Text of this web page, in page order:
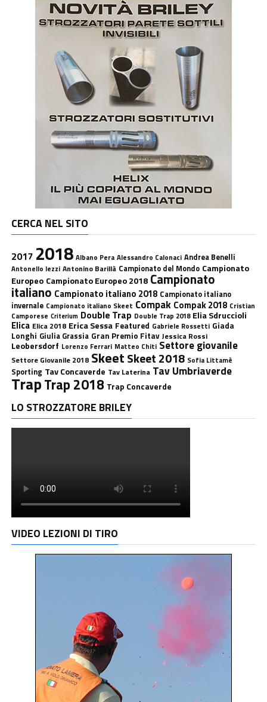
CERCA NEL SITO
2017 2018 Albano Pera Alessandro Calonaci Andrea Benelli
Antonello Iezzi Antonino Barillà Campionato del Mondo Campionato
Europeo Campionato Europeo 2018 Campionato
italiano Campionato italiano 2018 Campionato italiano
invernale Campionato italiano Skeet Compak Compak 2018 Cristian
Camporese Criterium Double Trap Double Trap 2018 Elia Sdruccioli
Elica Elica 2018 Erica Sessa Featured Gabriele Rossetti Giada
Longhi Giulia Grassia Gran Premio Fitav Jessica Rossi
Leobersdorf Lorenzo Ferrari Matteo Chiti Settore giovanile
Settore Giovanile 2018 SkeetSkeet 2018 Sofia Littamè
Sporting Tav Concaverde Tav Laterina Tav Umbriaverde
TrapTrap 2018 Trap Concaverde
LO STROZZATORE BRILEY
VIDEO LEZIONI DI TIRO